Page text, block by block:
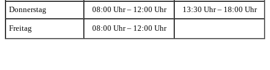
Donnerstag 08:00 Uhr – 12:00 Uhr 13:30 Uhr – 18:00 Uhr
Freitag 08:00 Uhr – 12:00 Uhr